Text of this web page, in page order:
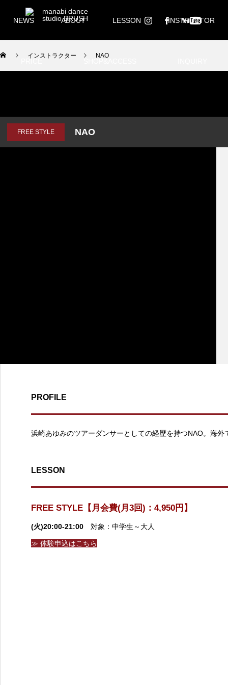
NEWS ABOUT LESSON INSTRUCTOR
PRICE
インストラクター NAO
FREE STYLE NAO
PROFILE
浜崎あゆみのツアーダンサーとしての経歴を持つNAO。海外
LESSON
FREE STYLE【月会費(月3回)：4,950円】
(火)20:00-21:00 対象：中学生～大人
≫ 体験申込はこちら